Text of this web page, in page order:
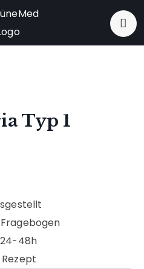
Typ 1
48h